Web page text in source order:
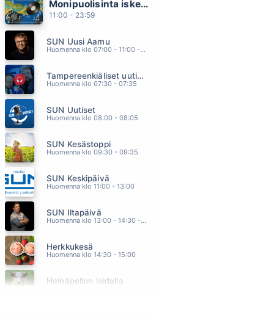
I LOVE YOU
DIRLANDA
SE OIKEA
MINNE SINÄ MEET
SABOTAGE
Monipuolisinta iskelmää ja parasta poppia
11:00 - 23:59
SUN Uusi Aamu
Huomenna klo 07:00 - 11:00 - Studiossa: Kimmo Hoivassilta
Tampereenkiäliset uutiset
Huomenna klo 07:30 - 07:35
SUN Uutiset
Huomenna klo 08:00 - 08:05
SUN Kesästoppi
Huomenna klo 09:30 - 09:35
SUN Keskipäivä
Huomenna klo 11:00 - 13:00
SUN Iltapäivä
Huomenna klo 13:00 - 14:30 - Studiossa: Kaisu Lämsä
Herkkukesä
Huomenna klo 14:30 - 15:00
Heinäpellon laidalla